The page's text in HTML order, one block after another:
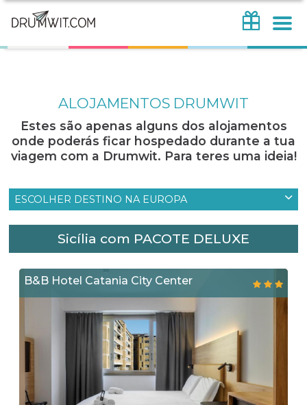
ALOJAMENTOS DRUMWIT
Estes são apenas alguns dos alojamentos
onde poderás ficar hospedado durante a tua
viagem com a Drumwit. Para teres uma ideia!
ESCOLHER DESTINO NA EUROPA
Sicília com PACOTE DELUXE
B&B Hotel Catania City Center